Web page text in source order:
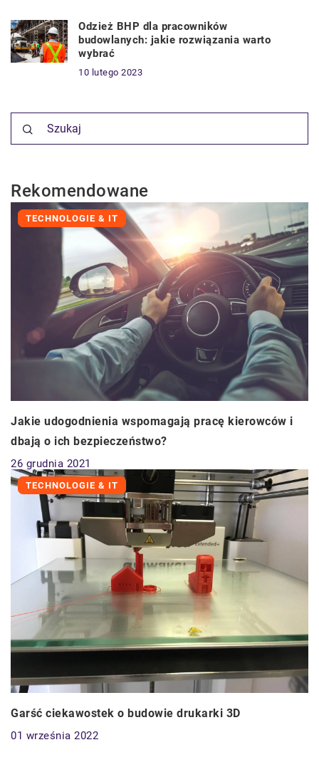
Odzież BHP dla pracowników
budowlanych: jakie rozwiązania warto
wybrać
10 lutego 2023
Rekomendowane
TECHNOLOGIE & IT
Jakie udogodnienia wspomagają pracę kierowców i
dbają o ich bezpieczeństwo?
26 grudnia 2021
TECHNOLOGIE & IT
Garść ciekawostek o budowie drukarki 3D
01 września 2022